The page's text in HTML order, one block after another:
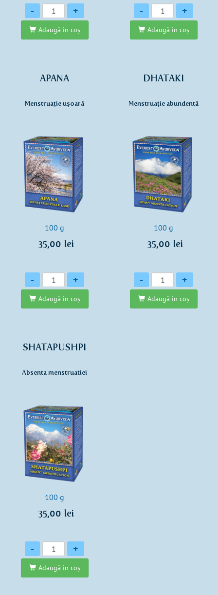
Cantitate
- +
Adaugă în coş
Cantitate
- +
Adaugă în coş
APANA
Menstruație ușoară
100 g
35,00 lei
Cantitate
- +
Adaugă în coş
DHATAKI
Menstruație abundentă
100 g
35,00 lei
Cantitate
- +
Adaugă în coş
SHATAPUSHPI
Absenta menstruatiei
100 g
35,00 lei
Cantitate
- +
Adaugă în coş